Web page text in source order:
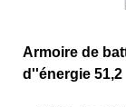
Armoire de
d''énergie 51,2